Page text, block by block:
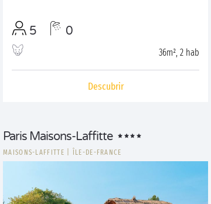
5 0
36m², 2 hab
Descubrir
Paris Maisons-Laffitte
MAISONS-LAFFITTE ÎLE-DE-FRANCE